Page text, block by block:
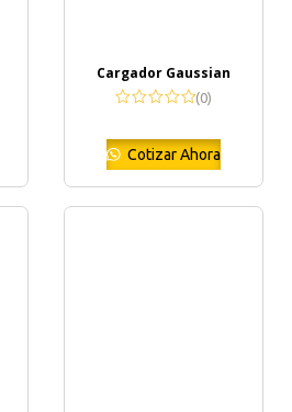
Cargador Gaussian
(0)
Cotizar Ahora